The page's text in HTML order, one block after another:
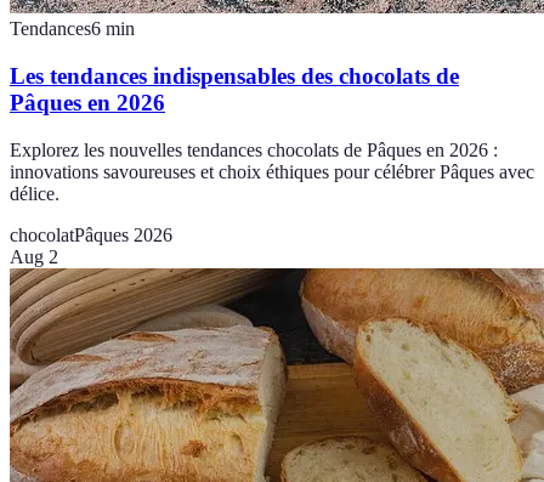
Tendances6 min
Les tendances indispensables des chocolats de
Pâques en 2026
Explorez les nouvelles tendances chocolats de Pâques en 2026 :
innovations savoureuses et choix éthiques pour célébrer Pâques avec
délice.
chocolatPâques 2026
Aug 2